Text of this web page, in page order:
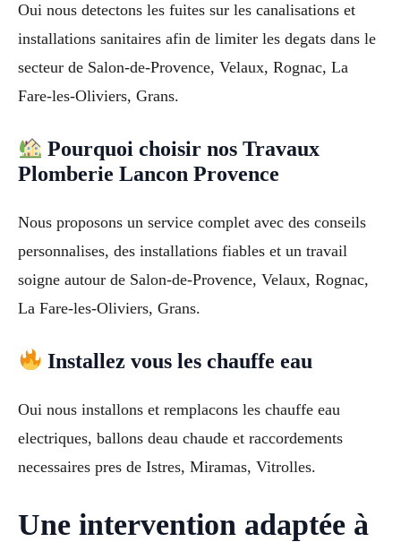
Oui nous detectons les fuites sur les canalisations et
installations sanitaires afin de limiter les degats dans le
secteur de Salon-de-Provence, Velaux, Rognac, La
Fare-les-Oliviers, Grans.
Pourquoi choisir nos Travaux
Plomberie Lancon Provence
Nous proposons un service complet avec des conseils
personnalises, des installations fiables et un travail
soigne autour de Salon-de-Provence, Velaux, Rognac,
La Fare-les-Oliviers, Grans.
Installez vous les chauffe eau
Oui nous installons et remplacons les chauffe eau
electriques, ballons deau chaude et raccordements
necessaires pres de Istres, Miramas, Vitrolles.
Une intervention adaptée à